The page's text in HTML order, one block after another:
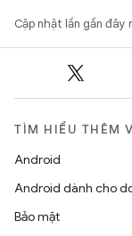
Cập nhật lần gần
TÌM HIỂU THÊM
Android
Android dành cho
Bảo mật